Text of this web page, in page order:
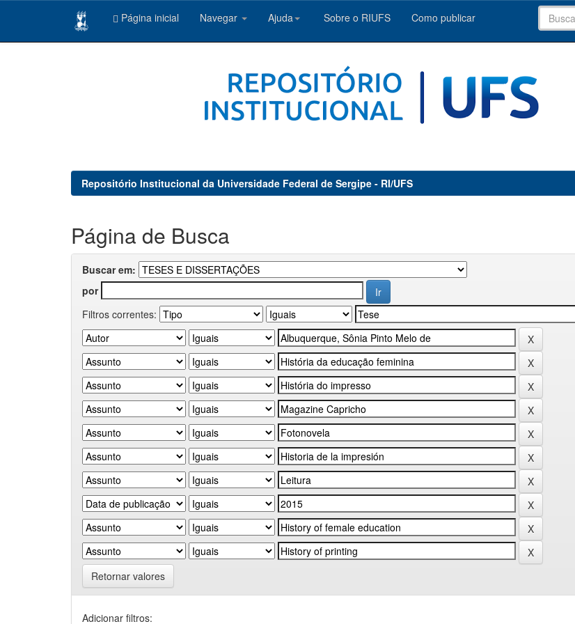
Página inicial Navegar Ajuda Sobre o RIUFS Como publicar
Repositório Institucional da Universidade Federal de Sergipe - RI/UFS
Página de Busca
Buscar em:
por
Filtros correntes:
Retornar valores
Adicionar filtros: